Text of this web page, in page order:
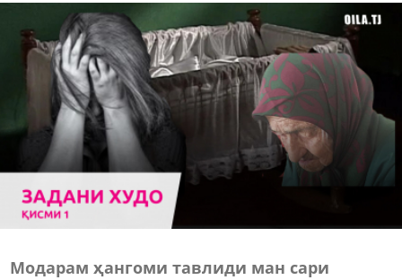
Модарам ҳангоми тавлиди ман сари